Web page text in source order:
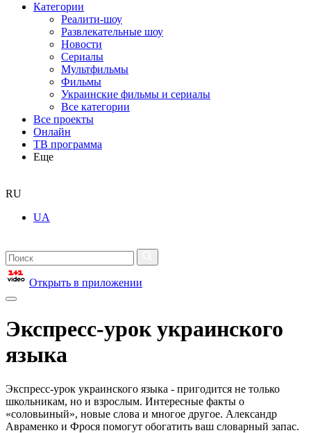
Категории
Реалити-шоу
Развлекательные шоу
Новости
Сериалы
Мультфильмы
Фильмы
Украинские фильмы и сериалы
Все категории
Все проекты
Онлайн
ТВ программа
Еще
RU
UA
Открыть в приложении
Экспресс-урок украинского
языка
Экспресс-урок украинского языка - пригодится не только
школьникам, но и взрослым. Интересные факты о
«соловьиный», новые слова и многое другое. Александр
Авраменко и Фрося помогут обогатить ваш словарный запас.